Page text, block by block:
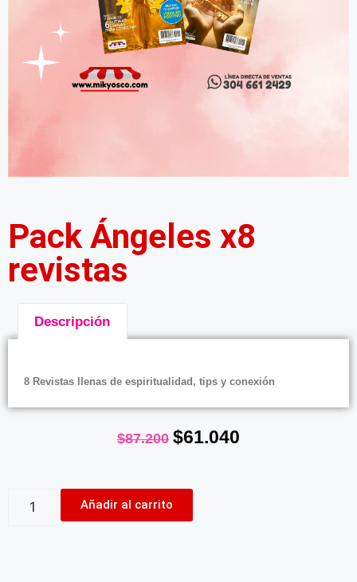
Pack Ángeles x8
revistas
Descripción
8 Revistas llenas de espiritualidad, tips y conexión
$87.200 $61.040
Añadir al carrito